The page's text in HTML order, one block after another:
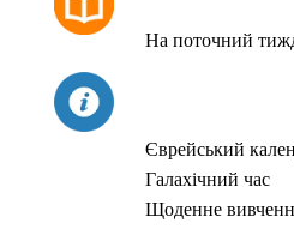
На поточний
Єврейський
Галахічний час
Щоденне